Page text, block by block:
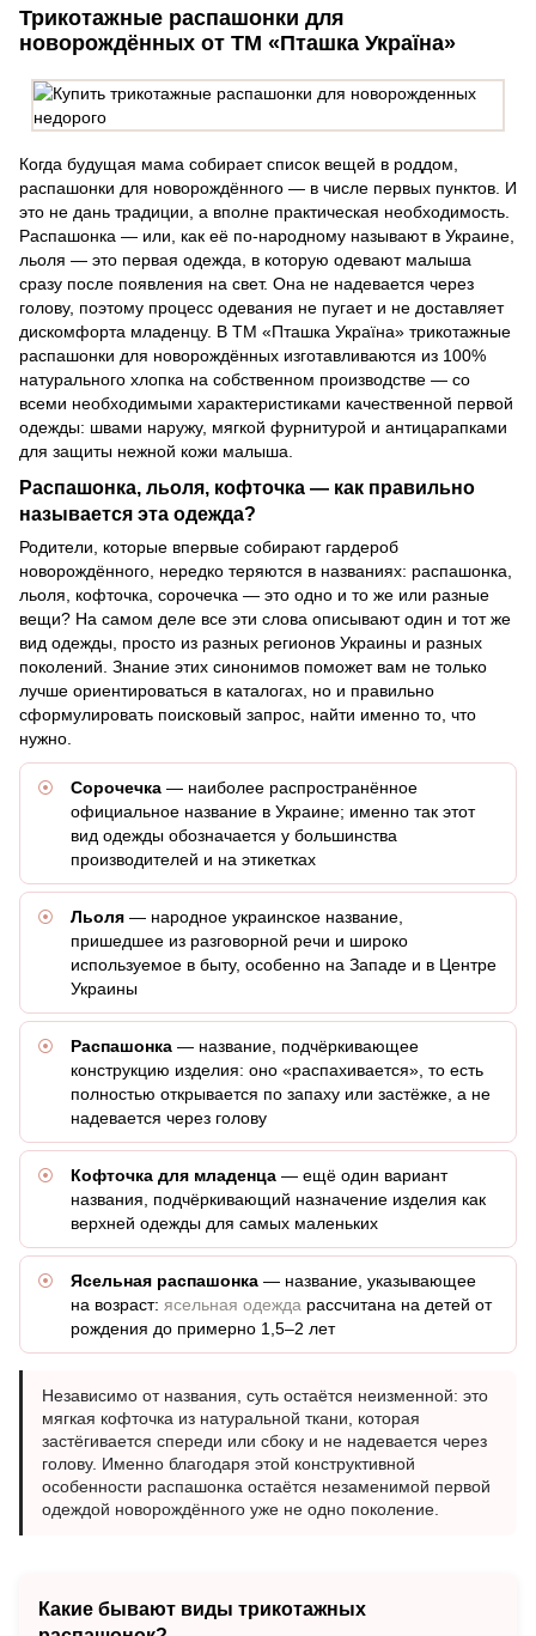
Трикотажные распашонки для
новорождённых от ТМ «Пташка Україна»
Когда будущая мама собирает список вещей в роддом,
распашонки для новорождённого — в числе первых пунктов. И
это не дань традиции, а вполне практическая необходимость.
Распашонка — или, как её по-народному называют в Украине,
льоля — это первая одежда, в которую одевают малыша
сразу после появления на свет. Она не надевается через
голову, поэтому процесс одевания не пугает и не доставляет
дискомфорта младенцу. В ТМ «Пташка Україна» трикотажные
распашонки для новорождённых изготавливаются из 100%
натурального хлопка на собственном производстве — со
всеми необходимыми характеристиками качественной первой
одежды: швами наружу, мягкой фурнитурой и антицарапками
для защиты нежной кожи малыша.
Распашонка, льоля, кофточка — как правильно
называется эта одежда?
Родители, которые впервые собирают гардероб
новорождённого, нередко теряются в названиях: распашонка,
льоля, кофточка, сорочечка — это одно и то же или разные
вещи? На самом деле все эти слова описывают один и тот же
вид одежды, просто из разных регионов Украины и разных
поколений. Знание этих синонимов поможет вам не только
лучше ориентироваться в каталогах, но и правильно
сформулировать поисковый запрос, найти именно то, что
нужно.
Сорочечка — наиболее распространённое
официальное название в Украине; именно так этот
вид одежды обозначается у большинства
производителей и на этикетках
Льоля — народное украинское название,
пришедшее из разговорной речи и широко
используемое в быту, особенно на Западе и в Центре
Украины
Распашонка — название, подчёркивающее
конструкцию изделия: оно «распахивается», то есть
полностью открывается по запаху или застёжке, а не
надевается через голову
Кофточка для младенца — ещё один вариант
названия, подчёркивающий назначение изделия как
верхней одежды для самых маленьких
Ясельная распашонка — название, указывающее
на возраст: ясельная одежда рассчитана на детей от
рождения до примерно 1,5–2 лет
Независимо от названия, суть остаётся неизменной: это
мягкая кофточка из натуральной ткани, которая
застёгивается спереди или сбоку и не надевается через
голову. Именно благодаря этой конструктивной
особенности распашонка остаётся незаменимой первой
одеждой новорождённого уже не одно поколение.
Какие бывают виды трикотажных